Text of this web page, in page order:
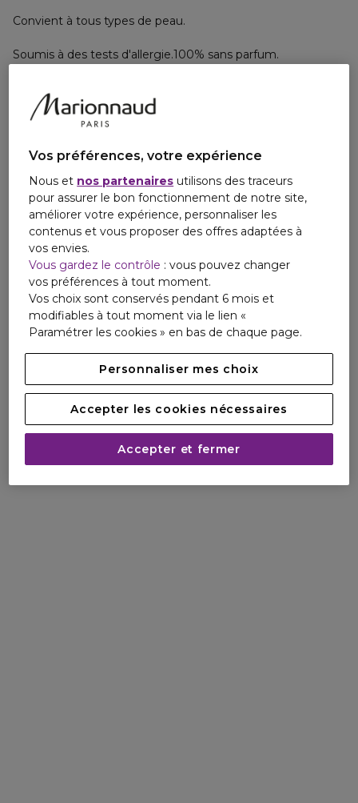
Convient à tous types de peau.
Soumis à des tests d'allergie.100% sans parfum.
Conseils et Précautions d'utilisation
Smart Clinical Repair™
Sérum Correcteur Anti-rides.
Ingrédients
Personne responsable
Email
contactmanufacturer@elcompanies.com
Vos préférences, votre expérience
Nous et nos partenaires utilisons des traceurs
pour assurer le bon fonctionnement de notre site,
améliorer votre expérience, personnaliser les
contenus et vous proposer des offres adaptées à
vos envies.
Vous gardez le contrôle : vous pouvez changer
vos préférences à tout moment.
Vos choix sont conservés pendant 6 mois et
modifiables à tout moment via le lien «
Paramétrer les cookies » en bas de chaque page.
Personnaliser mes choix
Accepter les cookies nécessaires
Accepter et fermer